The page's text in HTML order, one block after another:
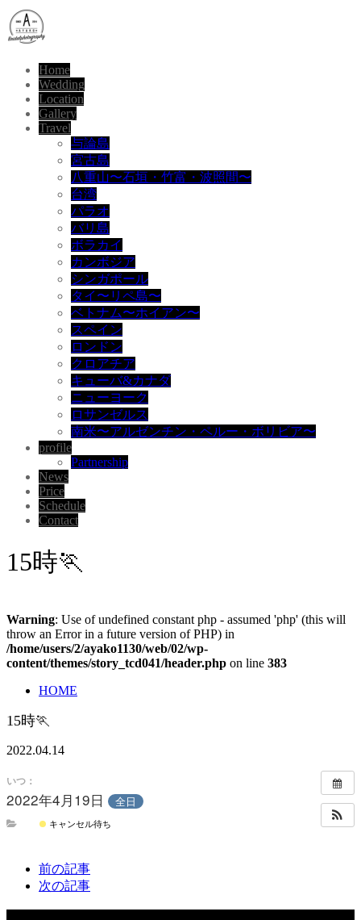
Home
Wedding
Location
Gallery
Travel
与論島
宮古島
八重山〜石垣・竹富・波照間〜
台湾
パラオ
バリ島
ボラカイ
カンボジア
シンガポール
タイ〜リペ島〜
ベトナム〜ホイアン〜
スペイン
ロンドン
クロアチア
キューバ&カナダ
ニューヨーク
ロサンゼルス
南米〜アルゼンチン・ペルー・ボリビア〜
profile
Partnership
News
Price
Schedule
Contact
15時🏃
Warning: Use of undefined constant php - assumed 'php' (this will
throw an Error in a future version of PHP) in
/home/users/2/ayako1130/web/02/wp-
content/themes/story_tcd041/header.php on line 383
HOME
15時🏃
2022.04.14
いつ：
2022年4月19日 全日
キャンセル待ち
前の記事
次の記事